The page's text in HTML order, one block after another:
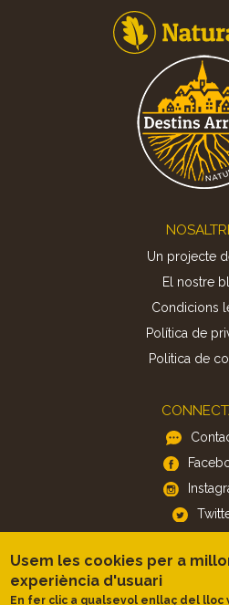
Un projecte
El nostre
Condicions
Política de
Politica de
APP
iOS
Usem les cookies per a
experiència d'usuari
En fer clic a qualsevol enllaç del lloc